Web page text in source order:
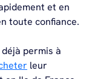
et en
toute confiance.
permis à
leur